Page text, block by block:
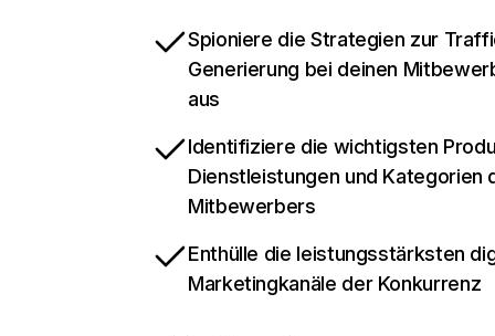
Spioniere die Strategien zur
Generierung bei deinen
aus
Identifiziere die wichtigsten
Dienstleistungen und Kategorien
Mitbewerbers
Enthülle die leistungsstärksten
Marketingkanäle der Konkurrenz